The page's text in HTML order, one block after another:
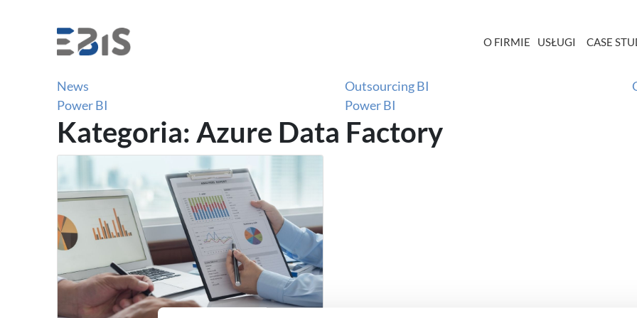
O FIRMIE USŁUGI CASE
Azure Data Warehouse
Azure SQL Database
News
Outsourcing BI
Power BI
Power BI
Kategoria: Azure Data Factory